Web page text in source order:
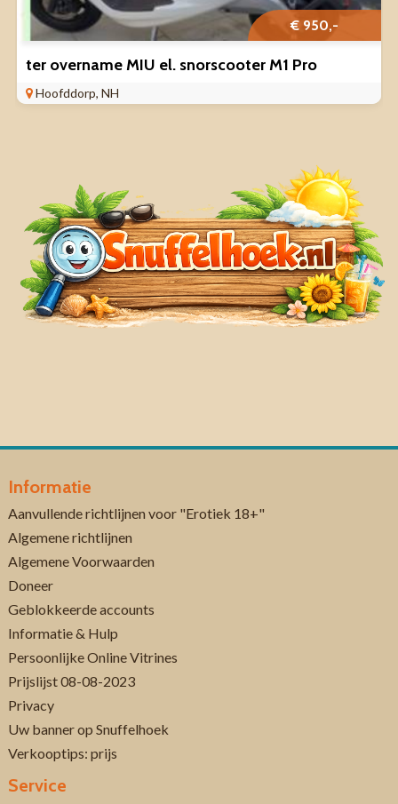
€ 950,-
ter overname MIU el. snorscooter M1 Pro
Hoofddorp, NH
Informatie
Aanvullende richtlijnen voor "Erotiek 18+"
Algemene richtlijnen
Algemene Voorwaarden
Doneer
Geblokkeerde accounts
Informatie & Hulp
Persoonlijke Online Vitrines
Prijslijst 08-08-2023
Privacy
Uw banner op Snuffelhoek
Verkooptips: prijs
Service